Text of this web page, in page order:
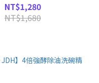
NT$1,280
NT$1,680